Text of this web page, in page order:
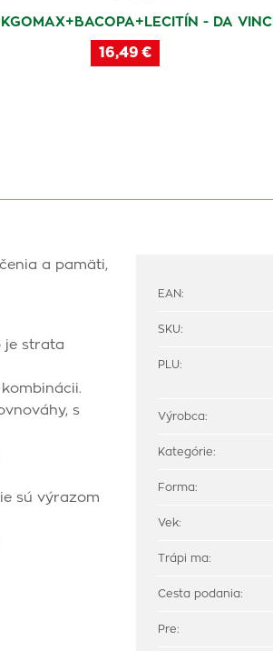
- DA VINCI
16,49 €
a pamäti,
je strata
s
sú výrazom
EAN:
SKU:
PLU:
Výrobca:
Kategórie:
Forma:
Vek:
Trápi ma:
Cesta podania:
Pre: